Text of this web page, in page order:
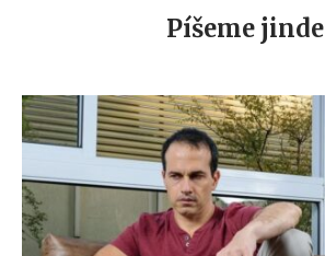
Píšeme jinde